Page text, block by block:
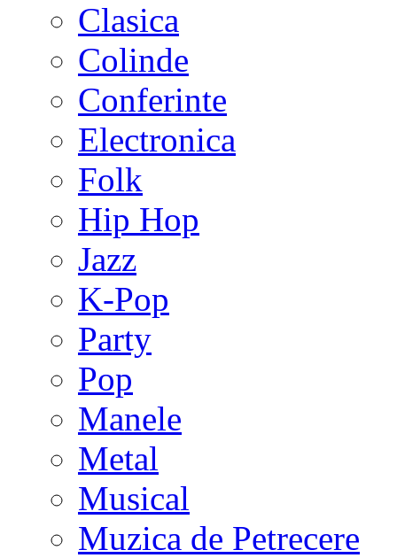
Clasica
Colinde
Conferinte
Electronica
Folk
Hip Hop
Jazz
K-Pop
Party
Pop
Manele
Metal
Musical
Muzica de Petrecere